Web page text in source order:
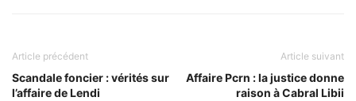
Article précédent
Scandale foncier : vérités sur
l’affaire de Lendi
Article suivant
Affaire Pcrn : la justice donne
raison à Cabral Libii